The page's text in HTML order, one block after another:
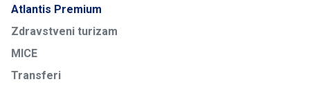
Atlantis Premium
Zdravstveni turizam
MICE
Transferi